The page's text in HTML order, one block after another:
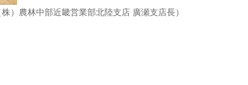
）農林中部近畿営業部北陸支店 廣瀬支店長）